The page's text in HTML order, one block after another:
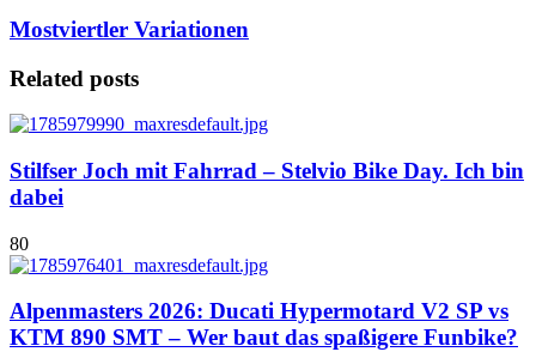
Mostviertler Variationen
Related posts
Stilfser Joch mit Fahrrad – Stelvio Bike Day. Ich bin
dabei
80
Alpenmasters 2026: Ducati Hypermotard V2 SP vs
KTM 890 SMT – Wer baut das spaßigere Funbike?